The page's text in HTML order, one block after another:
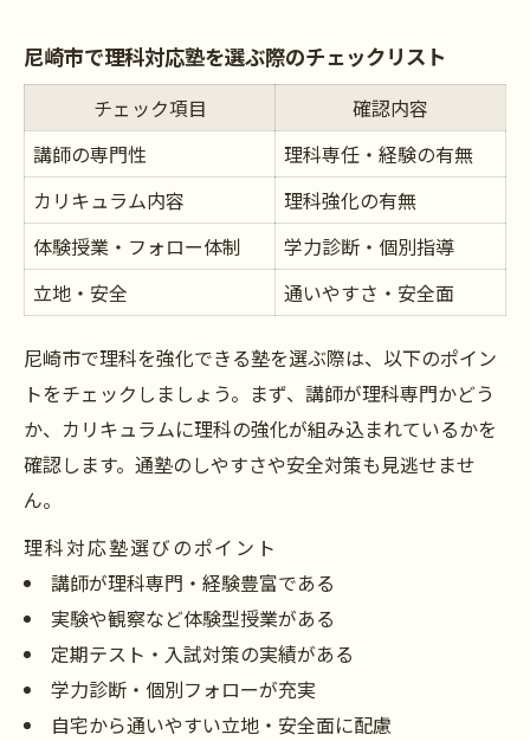
尼崎市で理科対応塾を選ぶ際のチェックリスト
チェック項目
確認内容
講師の専門性
理科専任・経験の有無
カリキュラム内容
理科強化の有無
体験授業・フォロー体制
学力診断・個別指導
立地・安全
通いやすさ・安全面
尼崎市で理科を強化できる塾を選ぶ際は、以下のポイン
トをチェックしましょう。まず、講師が理科専門かどう
か、カリキュラムに理科の強化が組み込まれているかを
確認します。通塾のしやすさや安全対策も見逃せませ
ん。
理科対応塾選びのポイント
講師が理科専門・経験豊富である
実験や観察など体験型授業がある
定期テスト・入試対策の実績がある
学力診断・個別フォローが充実
自宅から通いやすい立地・安全面に配慮